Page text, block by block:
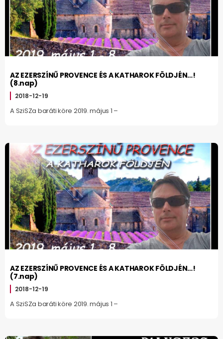
AZ EZERSZÍNŰ PROVENCE ÉS A KATHAROK FÖLDJÉN…!
(8.nap)
2018-12-19
A SziSZa baráti köre 2019. május 1 –
AZ EZERSZÍNŰ PROVENCE ÉS A KATHAROK FÖLDJÉN…!
(7.nap)
2018-12-19
A SziSZa baráti köre 2019. május 1 –